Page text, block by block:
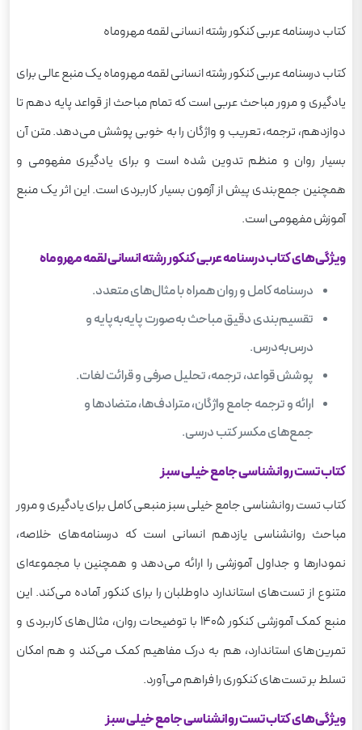
کتاب درسنامه عربی کنکور رشته انسانی لقمه مهروماه
کتاب درسنامه عربی کنکور رشته انسانی لقمه مهروماه یک منبع عالی برای
یادگیری و مرور مباحث عربی است که تمام مباحث از قواعد پایه‌ دهم تا
دوازدهم، ترجمه، تعریب و واژگان را به خوبی پوشش می‌دهد. متن آن
بسیار روان و منظم تدوین شده است و برای یادگیری مفهومی و
همچنین جمع‌بندی پیش از آزمون بسیار کاربردی است. این اثر یک منبع
آموزش مفهومی است.
ویژگی‌های کتاب درسنامه عربی کنکور رشته انسانی لقمه مهروماه
درسنامه‌ کامل و روان همراه با مثال‌های متعدد.
تقسیم‌بندی دقیق مباحث به‌صورت پایه‌به‌پایه و
درس‌به‌درس.
پوشش قواعد، ترجمه، تحلیل صرفی و قرائت لغات.
ارائه و ترجمه‌ جامع واژگان، مترادف‌ها، متضادها و
جمع‌های مکسر کتب درسی.
کتاب تست روانشناسی جامع خیلی سبز
کتاب تست روانشناسی جامع خیلی سبز منبعی کامل برای یادگیری و مرور
مباحث روانشناسی یازدهم انسانی است که درسنامه‌های خلاصه،
نمودارها و جداول آموزشی را ارائه می‌دهد و همچنین با مجموعه‌ای
متنوع از تست‌های استاندارد داوطلبان را برای کنکور آماده می‌کند. این
منبع کمک آموزشی کنکور 1405 با توضیحات روان، مثال‌های کاربردی و
تمرین‌های استاندارد، هم به درک مفاهیم کمک می‌کند و هم امکان
تسلط بر تست‌های کنکوری را فراهم می‌آورد.
ویژگی‌های کتاب تست روانشناسی جامع خیلی سبز